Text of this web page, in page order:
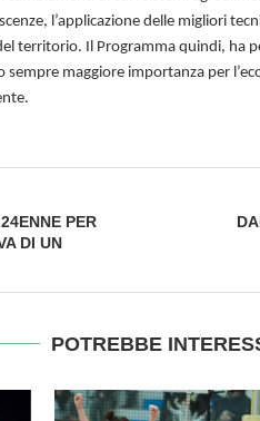
l’applicazione delle migliori
territorio. Il Programma quindi, ha
maggiore importanza per
PER
DI UN
POTREBBE